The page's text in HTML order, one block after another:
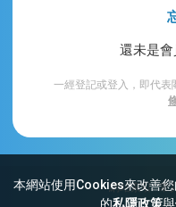
本網站使用Cookies來改善
的私隱政策與
還未是會
一經登記或登入，即代
網站索引 常